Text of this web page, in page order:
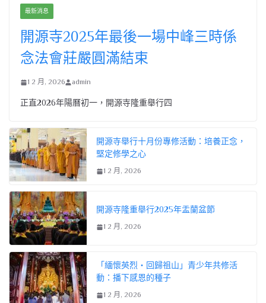
最新消息
開源寺2025年最後一場中峰三時係
念法會莊嚴圓滿結束
1 2 月, 2026 admin
正直2026年陽曆初一，開源寺隆重舉行四
開源寺舉行十月份專修活動：培養正念，
堅定修學之心
1 2 月, 2026
開源寺隆重舉行2025年盂蘭盆節
1 2 月, 2026
「緬懷英烈・回歸祖山」青少年共修活
動：播下感恩的種子
1 2 月, 2026